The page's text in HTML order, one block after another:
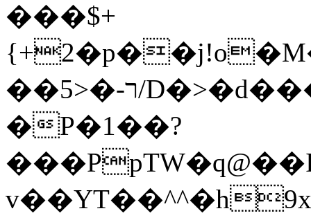
���$+
��ר-�<5/D�>�d�����1!u8JP�@TE�
�P�1��?